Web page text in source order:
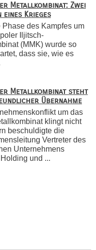
Metallkombinat: Zwei
eines Krieges
Phase des Kampfes um
Iljitsch-
(MMK) wurde so
dass sie, wie es
Metallkombinat steht
Übernahme
um das
klingt nicht
beschuldigte die
Vertreter des
Unternehmens
und ...